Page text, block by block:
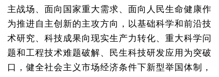
主战场、面向国家重大需求、面向人民生命健康作
为推进自主创新的主攻方向，以基础科学和前沿技
术研究、科技成果向现实生产力转化、重大科学问
题和工程技术难题破解、民生科技研发应用为突破
口，健全社会主义市场经济条件下新型举国体制，